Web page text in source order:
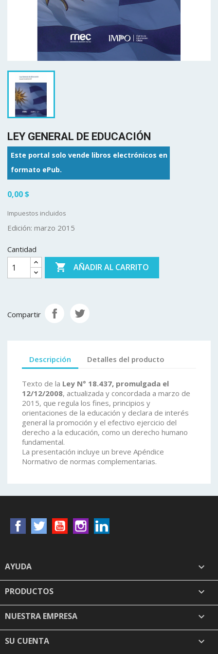
LEY GENERAL DE EDUCACIÓN
Este portal solo vende libros electrónicos en
formato ePub.
0,00 $
Impuestos incluidos
Edición: marzo 2015
Cantidad
 AÑADIR AL CARRITO
Compartir
Descripción Detalles del producto
Texto de la Ley N° 18.437, promulgada el
12/12/2008, actualizada y concordada a marzo de
2015, que regula los fines, principios y
orientaciones de la educación y declara de interés
general la promoción y el efectivo ejercicio del
derecho a la educación, como un derecho humano
fundamental.
La presentación incluye un breve Apéndice
Normativo de normas complementarias.
FacebookTwitter YouTubeInstagram
AYUDA 
PRODUCTOS 
NUESTRA EMPRESA 
SU CUENTA 